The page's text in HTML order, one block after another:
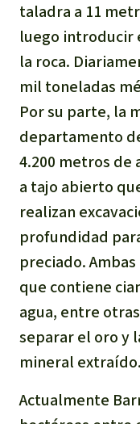
taladra a 11
luego introducir
la roca.
mil toneladas
Por su parte, la
departamento
4.200 metros de
a tajo abierto
realizan
profundidad
preciado.
que contiene
agua, entre
separar el oro y
mineral extraído.
Actualmente